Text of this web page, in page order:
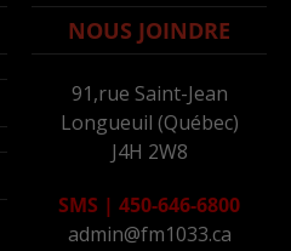
NOUS JOINDRE
91,rue Saint-Jean
Longueuil (Québec)
J4H 2W8
SMS | 450-646-6800
admin@fm1033.ca